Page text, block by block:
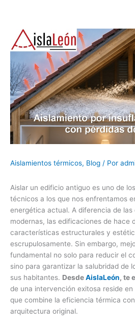
Aislamientos térmicos, Blog / Por
Aislar un edificio antiguo es uno de
técnicos a los que nos enfrentamos
energética actual. A diferencia de
modernas, las edificaciones de hace
características estructurales y
escrupulosamente. Sin embargo,
fundamental no solo para reducir el
sino para garantizar la salubridad de
sus habitantes. DesdeAislaLeón, te
de una intervención exitosa reside
que combine la eficiencia térmica
arquitectura original.